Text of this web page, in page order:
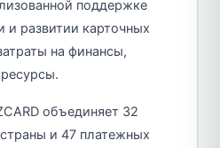
поддержке
и развитии карточных
на финансы,
объединяет 32
и 47 платежных